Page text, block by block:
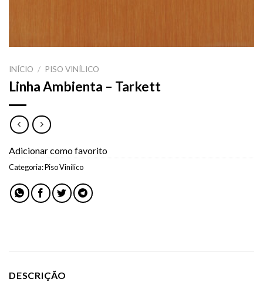
INÍCIO / PISO VINÍLICO
Linha Ambienta – Tarkett
Adicionar como favorito
Categoria:Piso Vinílico
DESCRIÇÃO